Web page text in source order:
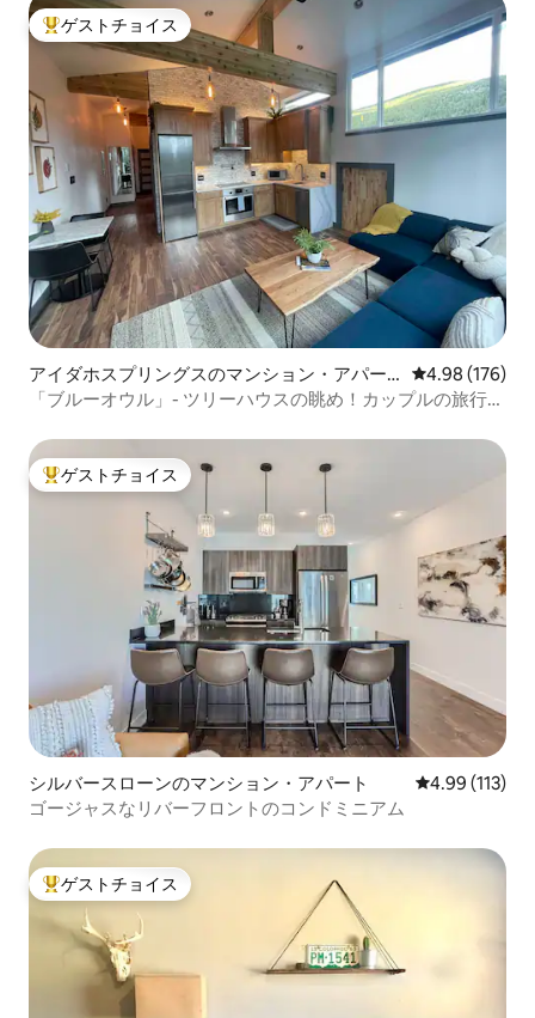
大好評のゲストチョイスです。
ゲストチョイス
アイダホスプリングスのマンション・アパー
ト
レビュー176
4.98 (176)
「ブルーオウル」- ツリーハウスの眺め！カップルの旅行
大好評のゲストチョイスです。
ゲストチョイス
シルバースローンのマンション・アパート レビュー113
4.99 (113)
ゴージャスなリバーフロントのコンドミニアム
大好評のゲストチョイスです。
ゲストチョイス